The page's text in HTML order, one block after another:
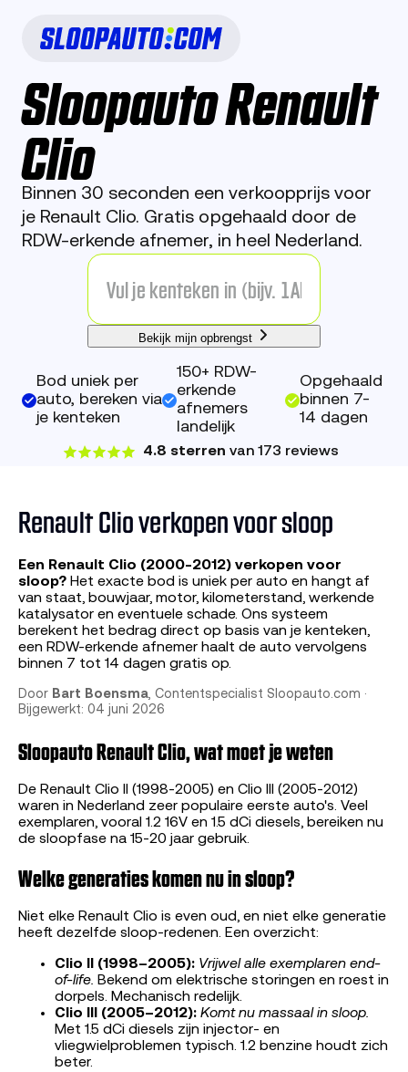
Sloopauto Renault
Clio
Binnen 30 seconden een verkoopprijs voor
je Renault Clio. Gratis opgehaald door de
RDW-erkende afnemer, in heel Nederland.
Bekijk mijn opbrengst
Bod uniek per
auto, bereken via
je kenteken
150+ RDW-
erkende
afnemers
landelijk
Opgehaald
binnen 7-
14 dagen
4.8 sterren van 173 reviews
Renault Clio verkopen voor sloop
Een Renault Clio (2000-2012) verkopen voor
sloop? Het exacte bod is uniek per auto en hangt af
van staat, bouwjaar, motor, kilometerstand, werkende
katalysator en eventuele schade. Ons systeem
berekent het bedrag direct op basis van je kenteken,
een RDW-erkende afnemer haalt de auto vervolgens
binnen 7 tot 14 dagen gratis op.
Door Bart Boensma, Contentspecialist Sloopauto.com ·
Bijgewerkt: 04 juni 2026
Sloopauto Renault Clio, wat moet je weten
De Renault Clio II (1998-2005) en Clio III (2005-2012)
waren in Nederland zeer populaire eerste auto's. Veel
exemplaren, vooral 1.2 16V en 1.5 dCi diesels, bereiken nu
de sloopfase na 15-20 jaar gebruik.
Welke generaties komen nu in sloop?
Niet elke Renault Clio is even oud, en niet elke generatie
heeft dezelfde sloop-redenen. Een overzicht:
Clio II (1998–2005): Vrijwel alle exemplaren end-
of-life. Bekend om elektrische storingen en roest in
dorpels. Mechanisch redelijk.
Clio III (2005–2012): Komt nu massaal in sloop.
Met 1.5 dCi diesels zijn injector- en
vliegwielproblemen typisch. 1.2 benzine houdt zich
beter.